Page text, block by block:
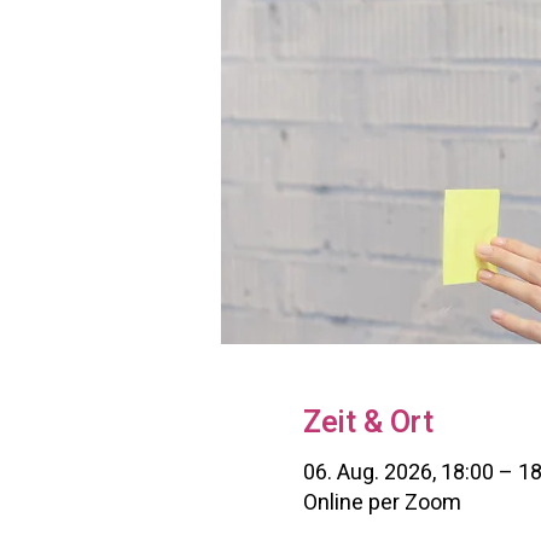
Zeit & Ort
06. Aug. 2026, 18:00 –
Online per Zoom